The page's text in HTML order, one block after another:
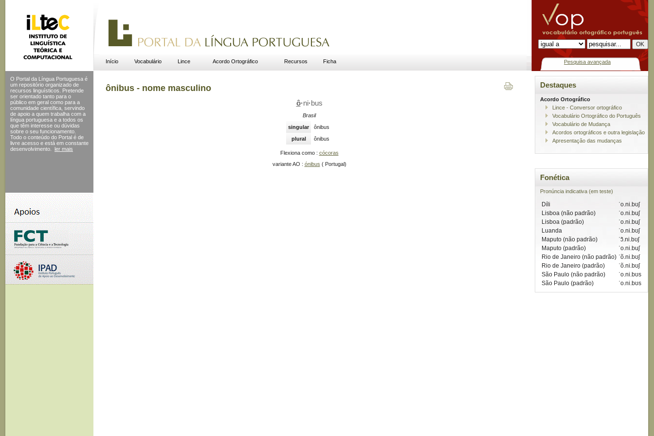
Início Vocabulário Lince Acordo Ortográfico Recursos Ficha Pesquisa avançada
O Portal da Língua Portuguesa é
um repositório organizado de
recursos linguísticos. Pretende
ser orientado tanto para o
público em geral como para a
comunidade científica, servindo
de apoio a quem trabalha com a
língua portuguesa e a todos os
que têm interesse ou dúvidas
sobre o seu funcionamento.
Todo o conteúdo do Portal é de
livre acesso e está em constante
desenvolvimento.
ler mais
ônibus - nome masculino
ô·ni· bus
Brasil
singular
ônibus
plural
ônibus
Flexiona como : cócoras
variante AO : ónibus ( Portugal)
Destaques
Acordo Ortográfico
Lince - Conversor ortográfico
Vocabulário Ortográfico do Português
Vocabulário de Mudança
Acordos ortográficos e outra legislação
Apresentação das mudanças
Fonética
Pronúncia indicativa (em teste)
Díli
ˈo.ni.bʊʃ
Lisboa (não padrão)
ˈo.ni.buʃ
Lisboa (padrão)
ˈo.ni.buʃ
Luanda
ˈo.ni.bʊʃ
Maputo (não padrão)
ˈɔ̃.ni.bʊʃ
Maputo (padrão)
ˈo.ni.buʃ
Rio de Janeiro (não padrão) ˈõ.ni.bʊʃ
Rio de Janeiro (padrão)
ˈõ.ni.bʊʃ
São Paulo (não padrão)
ˈo.ni.bʊs
São Paulo (padrão)
ˈo.ni.bʊs